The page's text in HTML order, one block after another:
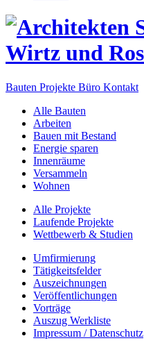
Bauten Projekte Büro Kontakt
Alle Bauten
Arbeiten
Bauen mit Bestand
Energie sparen
Innenräume
Versammeln
Wohnen
Alle Projekte
Laufende Projekte
Wettbewerb & Studien
Umfirmierung
Tätigkeitsfelder
Auszeichnungen
Veröffentlichungen
Vorträge
Auszug Werkliste
Impressum / Datenschutz